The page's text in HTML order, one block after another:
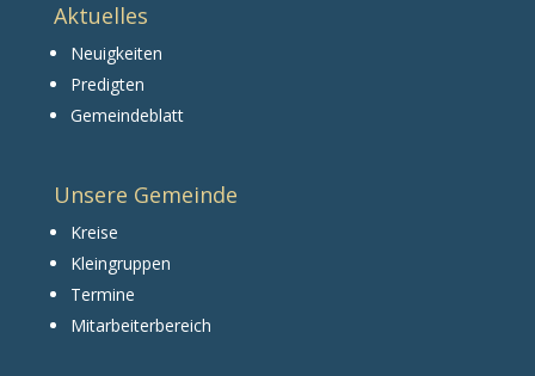
Aktuelles
Neuigkeiten
Predigten
Gemeindeblatt
Unsere Gemeinde
Kreise
Kleingruppen
Termine
Mitarbeiterbereich